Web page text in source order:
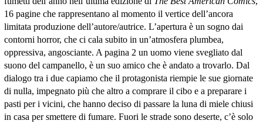
16 pagine che rappresentano al momento il vertice dell’ancora
limitata produzione dell’autore/autrice. L’apertura è un sogno dai
contorni horror, che ci cala subito in un’atmosfera plumbea,
oppressiva, angosciante. A pagina 2 un uomo viene svegliato dal
suono del campanello, è un suo amico che è andato a trovarlo. Dal
dialogo tra i due capiamo che il protagonista riempie le sue giornate
di nulla, impegnato più che altro a comprare il cibo e a preparare i
pasti per i vicini, che hanno deciso di passare la luna di miele chiusi
in casa per smettere di fumare. Fuori le strade sono deserte, c’è solo